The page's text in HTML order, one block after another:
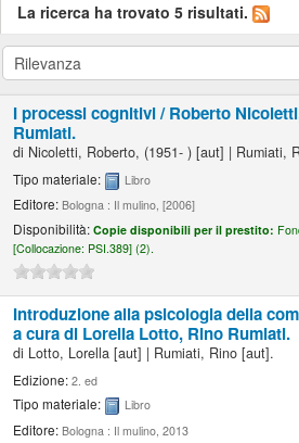
La ricerca ha trovato 5 risultati.
I processi cognitivi /Roberto
Rumiati.
di Nicoletti, Roberto, (1951- ) [aut] | Rumiati,
Tipo materiale: Libro
Editore: Bologna : Il mulino, [2006]
Disponibilità:Copie disponibili per il prestito:
[Collocazione: PSI.389] (2).
Introduzione alla psicologia della
a cura di Lorella Lotto, Rino Rumiati.
di Lotto, Lorella [aut] | Rumiati, Rino [aut].
Edizione:2. ed
Tipo materiale: Libro
Editore: Bologna : Il mulino, 2013